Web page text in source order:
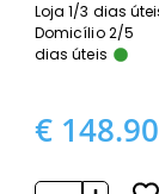
Loja 1/3 dias
Domicílio 2/5
dias úteis
€ 148.90